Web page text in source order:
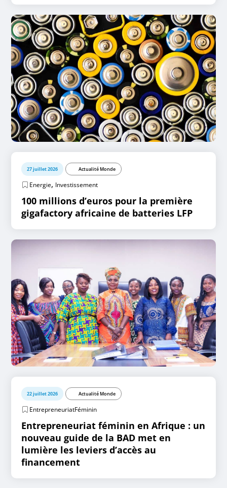
27 juillet 2026 Actualité Monde
Energie, Investissement
100 millions d’euros pour la première
gigafactory africaine de batteries LFP
22 juillet 2026 Actualité Monde
EntrepreneuriatFéminin
Entrepreneuriat féminin en Afrique : un
nouveau guide de la BAD met en
lumière les leviers d’accès au
financement